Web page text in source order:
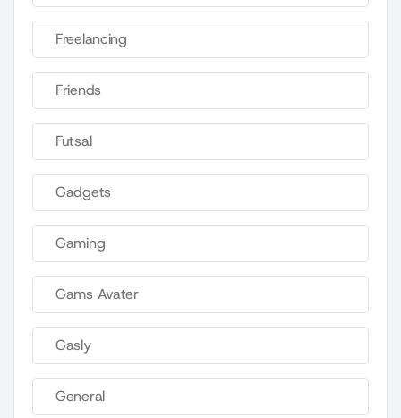
Freelancing
Friends
Futsal
Gadgets
Gaming
Gams Avater
Gasly
General